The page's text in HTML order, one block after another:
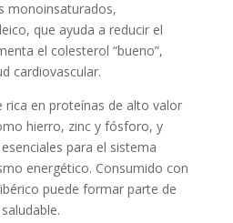
monoinsaturados,
que ayuda a reducir el
el colesterol “bueno”,
cardiovascular.
rica en proteínas de alto valor
hierro, zinc y fósforo, y
para el sistema
energético. Consumido con
puede formar parte de